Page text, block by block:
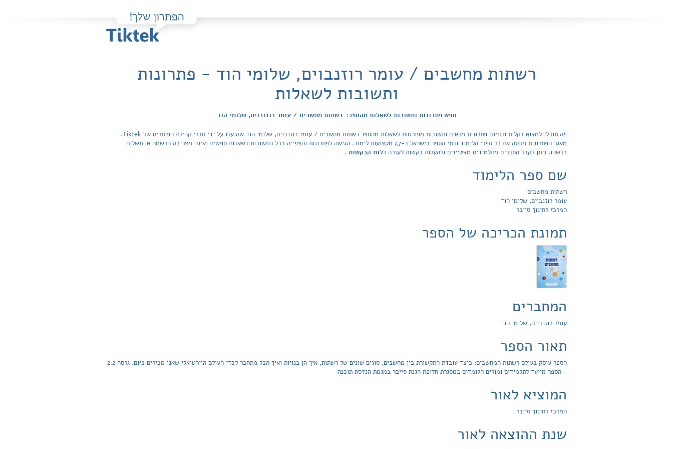
רשתות מחשבים / עומר רוזנבוים, שלומי הוד - פתרונות
ותשובות לשאלות
חפש פתרונות ותשובות לשאלות מהספר: רשתות מחשבים / עומר רוזנבוים, שלומי הוד
פה תוכלו למצוא בקלות ובחינם פתרונות מלאים ותשובות מפורטות לשאלות מהספר רשתות מחשבים / עומר רוזנבוים, שלומי הוד שהועלו על ידי חברי קהילת הפותרים של Tiktek.
מאגר הפתרונות מכסה את כל ספרי הלימוד ובתי הספר בישראל ב-47 מקצועות לימוד. הגישה לפתרונות והצפייה בכל התשובות לשאלות חפשית ואינה מצריכה הרשמה או תשלום
כלשהו. ניתן לקבל הסברים מתלמידים מצטיינים ולהעלות בקשות לעזרה ללוח הבקשות .
שם ספר הלימוד
רשתות מחשבים
עומר רוזנבוים, שלומי הוד
המרכז לחינוך סייבר
תמונת הכריכה של הספר
המחברים
עומר רוזנבוים, שלומי הוד
תאור הספר
הספר עוסק בעולם רשתות המחשבים: כיצד עובדת התקשורת בין מחשבים, סוגים שונים של רשתות, איך הן בנויות ואיך הכל מתחבר לכדי העולם הוירטואלי שאנו מכירים כיום. גרסה 2.2
- הספר מיועד לתלמידים ומורים הלומדים במסגרת חלופת הגנת סייבר במגמת הנדסת תוכנה
המוציא לאור
המרכז לחינוך סייבר
שנת ההוצאה לאור